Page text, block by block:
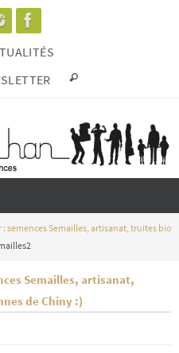
semences Semailles, artisanat, truites bio
Semailles, artisanat,
de Chiny :)